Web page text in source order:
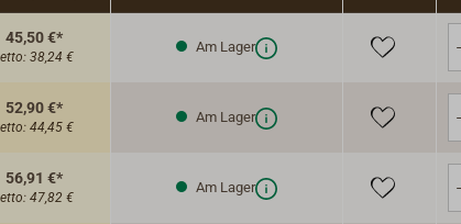
45,50 €*
38,24 €
Am Lager
52,90 €*
44,45 €
Am Lager
56,91 €*
47,82 €
Am Lager